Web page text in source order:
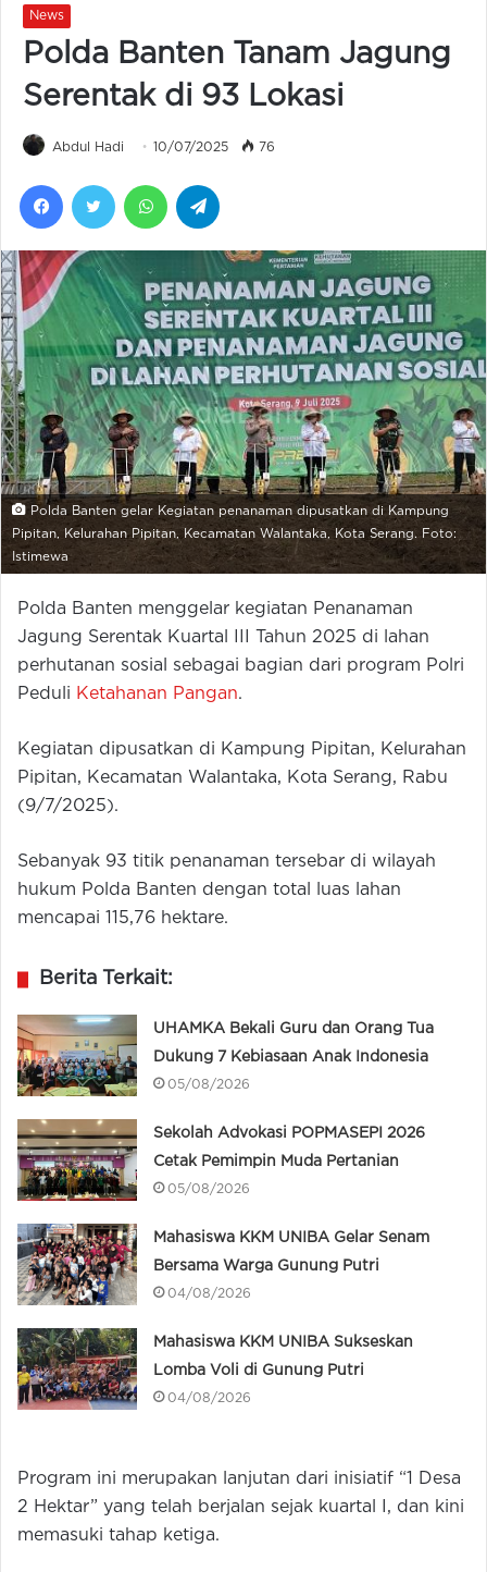
News
Polda Banten Tanam Jagung
Serentak di 93 Lokasi
Abdul Hadi 10/07/2025 76
FacebookTwitter WhatsApp
Polda Banten gelar Kegiatan penanaman dipusatkan di Kampung
Pipitan, Kelurahan Pipitan, Kecamatan Walantaka, Kota Serang. Foto:
Istimewa
Polda Banten menggelar kegiatan Penanaman
Jagung Serentak Kuartal III Tahun 2025 di lahan
perhutanan sosial sebagai bagian dari program Polri
Peduli Ketahanan Pangan.
Kegiatan dipusatkan di Kampung Pipitan, Kelurahan
Pipitan, Kecamatan Walantaka, Kota Serang, Rabu
(9/7/2025).
Sebanyak 93 titik penanaman tersebar di wilayah
hukum Polda Banten dengan total luas lahan
mencapai 115,76 hektare.
Berita Terkait:
UHAMKA Bekali Guru dan Orang Tua
Dukung 7 Kebiasaan Anak Indonesia
05/08/2026
Sekolah Advokasi POPMASEPI 2026
Cetak Pemimpin Muda Pertanian
05/08/2026
Mahasiswa KKM UNIBA Gelar Senam
Bersama Warga Gunung Putri
04/08/2026
Mahasiswa KKM UNIBA Sukseskan
Lomba Voli di Gunung Putri
04/08/2026
Program ini merupakan lanjutan dari inisiatif “1 Desa
2 Hektar” yang telah berjalan sejak kuartal I, dan kini
memasuki tahap ketiga.